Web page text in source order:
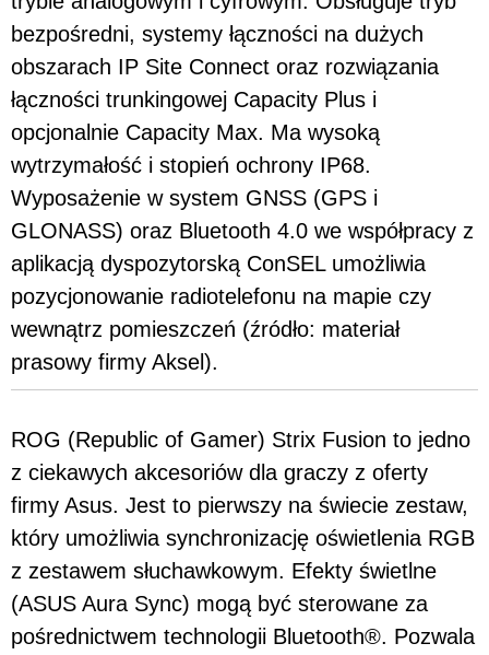
bezpośredni, systemy łączności na dużych
obszarach IP Site Connect oraz rozwiązania
łączności trunkingowej Capacity Plus i
opcjonalnie Capacity Max. Ma wysoką
wytrzymałość i stopień ochrony IP68.
Wyposażenie w system GNSS (GPS i
GLONASS) oraz Bluetooth 4.0 we współpracy z
aplikacją dyspozytorską ConSEL umożliwia
pozycjonowanie radiotelefonu na mapie czy
wewnątrz pomieszczeń (źródło: materiał
prasowy firmy Aksel).
ROG (Republic of Gamer) Strix Fusion to jedno
z ciekawych akcesoriów dla graczy z oferty
firmy Asus. Jest to pierwszy na świecie zestaw,
który umożliwia synchronizację oświetlenia RGB
z zestawem słuchawkowym. Efekty świetlne
(ASUS Aura Sync) mogą być sterowane za
pośrednictwem technologii Bluetooth®. Pozwala